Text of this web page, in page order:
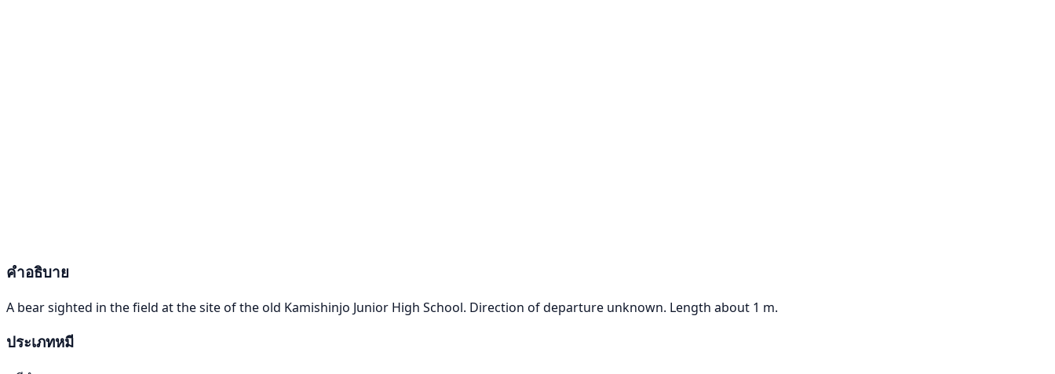
คำอธิบาย
A bear sighted in the field at the site of the old Kamishinjo Junior High School. Direction of departure unknown. Length about 1 m.
ประเภทหมี